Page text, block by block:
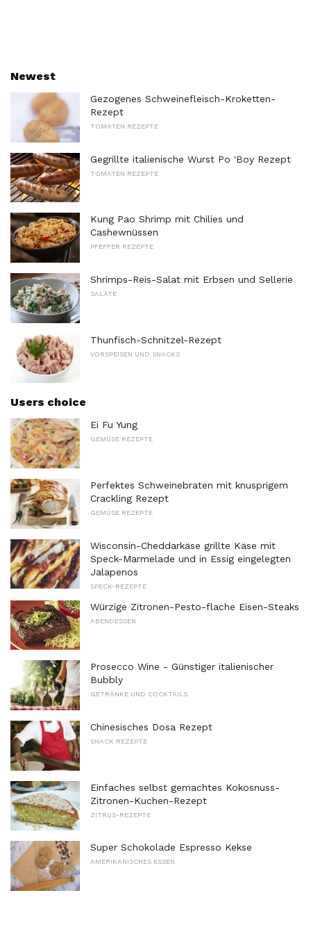
Newest
Gezogenes Schweinefleisch-Kroketten-
Rezept
TOMATEN REZEPTE
Gegrillte italienische Wurst Po 'Boy Rezept
TOMATEN REZEPTE
Kung Pao Shrimp mit Chilies und
Cashewnüssen
PFEFFER REZEPTE
Shrimps-Reis-Salat mit Erbsen und Sellerie
SALATE
Thunfisch-Schnitzel-Rezept
VORSPEISEN UND SNACKS
Users choice
Ei Fu Yung
GEMÜSE REZEPTE
Perfektes Schweinebraten mit knusprigem
Crackling Rezept
GEMÜSE REZEPTE
Wisconsin-Cheddarkäse grillte Käse mit
Speck-Marmelade und in Essig eingelegten
Jalapenos
SPECK-REZEPTE
Würzige Zitronen-Pesto-flache Eisen-Steaks
ABENDESSEN
Prosecco Wine - Günstiger italienischer
Bubbly
GETRÄNKE UND COCKTAILS
Chinesisches Dosa Rezept
SNACK REZEPTE
Einfaches selbst gemachtes Kokosnuss-
Zitronen-Kuchen-Rezept
ZITRUS-REZEPTE
Super Schokolade Espresso Kekse
AMERIKANISCHES ESSEN